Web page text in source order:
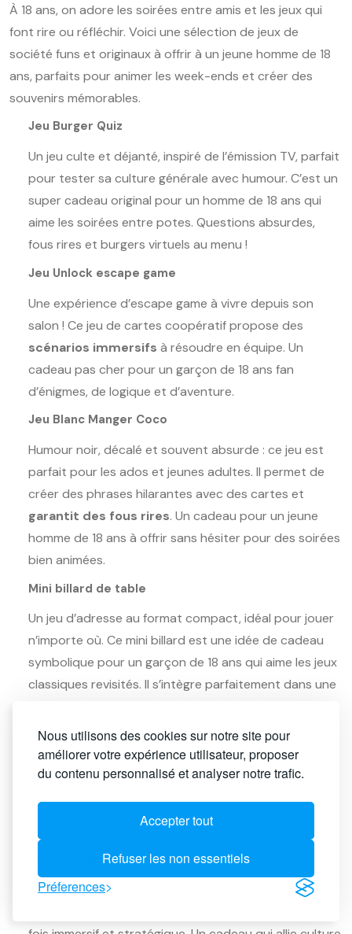
Nous utilisons des cookies sur notre site pour
améliorer votre expérience utilisateur, proposer
du contenu personnalisé et analyser notre trafic.
Accepter tout
Refuser les non essentiels
Préferences
À 18 ans, on adore les soirées entre amis et les jeux qui
font rire ou réfléchir. Voici une sélection de jeux de
société funs et originaux à offrir à un jeune homme de 18
ans, parfaits pour animer les week-ends et créer des
souvenirs mémorables.
Jeu Burger Quiz
Un jeu culte et déjanté, inspiré de l’émission TV, parfait
pour tester sa culture générale avec humour. C’est un
super cadeau original pour un homme de 18 ans qui
aime les soirées entre potes. Questions absurdes,
fous rires et burgers virtuels au menu !
Jeu Unlock escape game
Une expérience d’escape game à vivre depuis son
salon ! Ce jeu de cartes coopératif propose des
scénarios immersifs à résoudre en équipe. Un
cadeau pas cher pour un garçon de 18 ans fan
d’énigmes, de logique et d’aventure.
Jeu Blanc Manger Coco
Humour noir, décalé et souvent absurde : ce jeu est
parfait pour les ados et jeunes adultes. Il permet de
créer des phrases hilarantes avec des cartes et
garantit des fous rires. Un cadeau pour un jeune
homme de 18 ans à offrir sans hésiter pour des soirées
bien animées.
Mini billard de table
Un jeu d’adresse au format compact, idéal pour jouer
n’importe où. Ce mini billard est une idée de cadeau
symbolique pour un garçon de 18 ans qui aime les jeux
classiques revisités. Il s’intègre parfaitement dans une
Monopoly Tricheur
La version la plus drôle et déjantée du Monopoly ! On
y encourage même les tricheries… à condition de ne
pas se faire prendre. Un cadeau fun pour un homme
de 18 ans qui a l’esprit joueur et aime casser les règles.
Cluedo Game of Thrones
Le célèbre jeu d’enquête version Westeros. Idéal pour